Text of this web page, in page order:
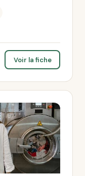
Voir la fiche